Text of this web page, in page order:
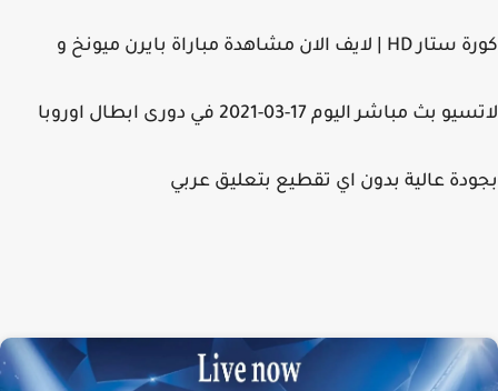
كورة ستار HD | لايف الان مشاهدة مباراة بايرن ميونخ و
لاتسيو بث مباشر اليوم 17-03-2021 في دورى ابطال اوروبا
عالية بدون اي تقطيع بتعليق عربي